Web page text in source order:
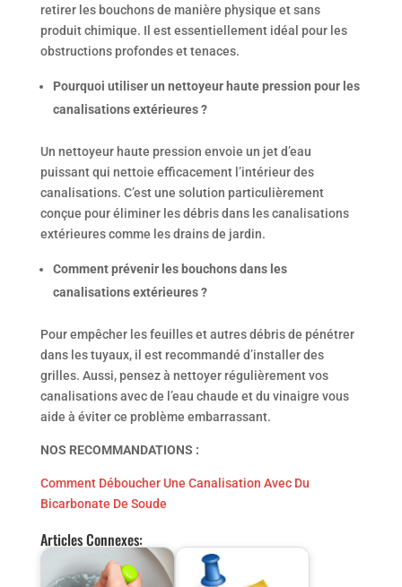
retirer les bouchons de manière physique et sans
produit chimique. Il est essentiellement idéal pour les
obstructions profondes et tenaces.
Pourquoi utiliser un nettoyeur haute pression pour les
canalisations extérieures ?
Un nettoyeur haute pression envoie un jet d’eau
puissant qui nettoie efficacement l’intérieur des
canalisations. C’est une solution particulièrement
conçue pour éliminer les débris dans les canalisations
extérieures comme les drains de jardin.
Comment prévenir les bouchons dans les
canalisations extérieures ?
Pour empêcher les feuilles et autres débris de pénétrer
dans les tuyaux, il est recommandé d’installer des
grilles. Aussi, pensez à nettoyer régulièrement vos
canalisations avec de l’eau chaude et du vinaigre vous
aide à éviter ce problème embarrassant.
NOS RECOMMANDATIONS :
Comment Déboucher Une Canalisation Avec Du
Bicarbonate De Soude
Articles Connexes: